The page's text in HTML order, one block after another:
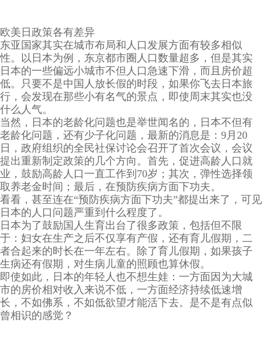
欧美日政策各有差异
东亚国家其实在城市布局和人口发展方面有较多相似
性。以日本为例，东京都市圈人口数量超多，但是其实
日本的一些偏远小城市不但人口急速下滑，而且房价超
低。只要不是中国人放长假的时段，如果你飞去日本旅
行，会发现在那些小有名气的景点，即使周末其实也没
什么人气。
当然，日本的老龄化问题也是举世闻名的，日本不但有
老龄化问题，还有少子化问题，最新的消息是：9月20
日，政府组织的全民社保讨论会召开了首次会议，会议
提出重新制定政策的几个方向。首先，促进高龄人口就
业，鼓励高龄人口一直工作到70岁；其次，弹性选择领
取养老金时间；最后，在预防疾病方面下功夫。
看看，甚至连在“预防疾病方面下功夫”都提出来了，可见
日本的人口问题严重到什么程度了。
日本为了鼓励国人生育出台了很多政策，包括但不限
于：妇女在生产之后不仅享有产假，还有育儿假期，二
者合起来的时长在一年左右。除了育儿假期，如果孩子
生病还有假期，对生病儿童的照顾也算休假。
即使如此，日本的年轻人也不想生娃：一方面因为大城
市的房价相对收入来说不低，一方面经济持续低速增
长，不如佛系，不如低欲望才能活下去。是不是有点似
曾相识的感觉？